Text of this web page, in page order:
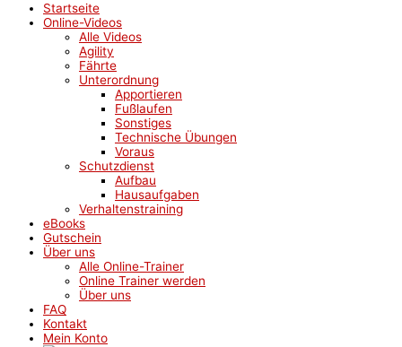
Startseite
Online-Videos
Alle Videos
Agility
Fährte
Unterordnung
Apportieren
Fußlaufen
Sonstiges
Technische Übungen
Voraus
Schutzdienst
Aufbau
Hausaufgaben
Verhaltenstraining
eBooks
Gutschein
Über uns
Alle Online-Trainer
Online Trainer werden
Über uns
FAQ
Kontakt
Mein Konto